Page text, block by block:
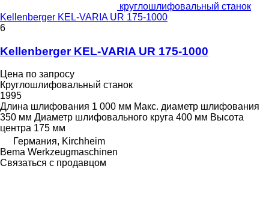
круглошлифовальный станок
Kellenberger KEL-VARIA UR 175-1000
6
Kellenberger KEL-VARIA UR 175-1000
Цена по запросу
Круглошлифовальный станок
1995
Длина шлифования 1 000 мм Макс. диаметр шлифования
350 мм Диаметр шлифовального круга 400 мм Высота
центра 175 мм
Германия, Kirchheim
Bema Werkzeugmaschinen
Связаться с продавцом